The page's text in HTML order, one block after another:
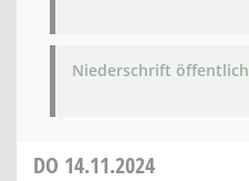
Niederschrift öffentlich
DO 14.11.2024